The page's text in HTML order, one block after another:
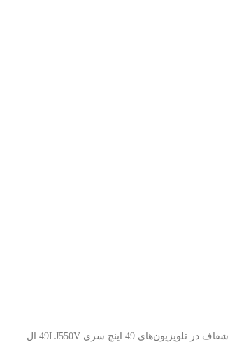
بکلایت تلویزیون ال جی 49LJ550V یکی از اصلی‌ترین قطعات در نمایش تصویر با کیفیت، نور یکنواخت (بکلایت های برند استرن استار دارای نور سفید یخی و یکنواخت هستند) و شفاف در تلویزیون‌های 49 اینچ سری 49LJ550V ال